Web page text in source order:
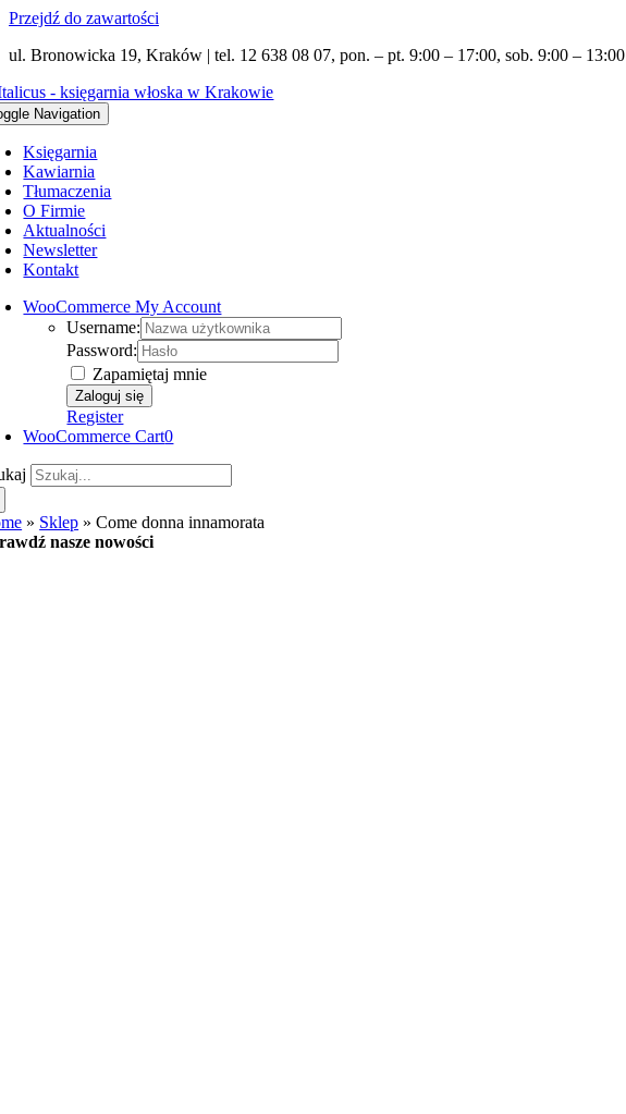
Przejdź do zawartości
ul. Bronowicka 19, Kraków | tel. 12 638 08 07, pon. – pt. 9:00 – 17:00, sob. 9:00 – 13:00
Navigation
Księgarnia
Kawiarnia
Tłumaczenia
O Firmie
Aktualności
Newsletter
Kontakt
WooCommerce My Account
Username:
Password:
Zapamiętaj mnie
Register
WooCommerce Cart0
» Sklep »Come donna innamorata
nasze nowości